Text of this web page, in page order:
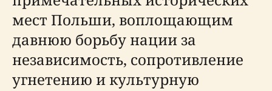
мест Польши, воплощающим
давнюю борьбу нации за
независимость, сопротивление
угнетению и культурную